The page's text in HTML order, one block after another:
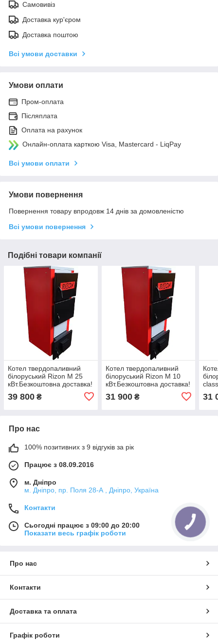
Самовивіз
Доставка кур'єром
Доставка поштою
Всі умови доставки
Умови оплати
Пром-оплата
Післяплата
Оплата на рахунок
Онлайн-оплата карткою Visa, Mastercard - LiqPay
Всі умови оплати
Умови повернення
Повернення товару впродовж 14 днів за домовленістю
Всі умови повернення
Подібні товари компанії
Котел твердопаливний
білоруський Rizon М 25
кВт.Безкоштовна доставка!
39 800 ₴
Котел твердопаливний
білоруський Rizon М 10
кВт.Безкоштовна доставка!
31 900₴ 31
Про нас
100% позитивних з 9 відгуків за рік
Працює з 08.09.2016
м. Дніпро
м. Дніпро, пр. Поля 28-А , Дніпро, Україна
Контакти
Сьогодні працює з 09:00 до 20:00
Показати весь графік роботи
Про нас
Контакти
Доставка та оплата
Графік роботи
КНОПКА
ЗВ'ЯЗКУ